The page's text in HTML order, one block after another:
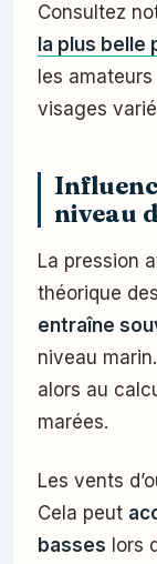
Consultez
la plus belle
les
visages
niveau
La pression
théorique
entraîne
niveau
alors au
marées.
Les vents
Cela peut
basses lors